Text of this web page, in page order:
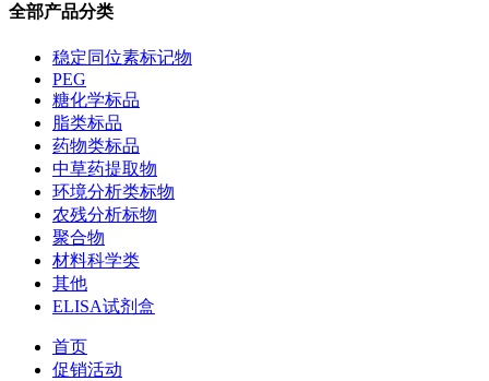
全部产品分类
稳定同位素标记物
PEG
糖化学标品
脂类标品
药物类标品
中草药提取物
环境分析类标物
农残分析标物
聚合物
材料科学类
其他
ELISA试剂盒
首页
促销活动